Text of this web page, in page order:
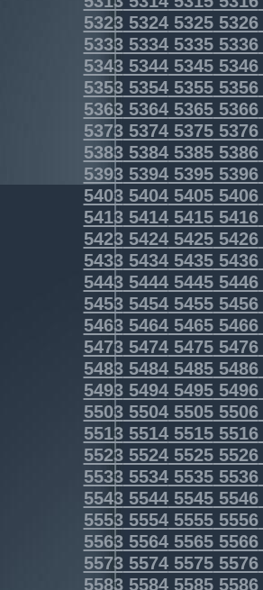
5323532453255326
5333533453355336
5343534453455346
5353535453555356
5363536453655366
5373537453755376
5383538453855386
5393539453955396
5403540454055406
5413541454155416
5423542454255426
5433543454355436
5443544454455446
5453545454555456
5463546454655466
5473547454755476
5483548454855486
5493549454955496
5503550455055506
5513551455155516
5523552455255526
5533553455355536
5543554455455546
5553555455555556
5563556455655566
5573557455755576
5583558455855586